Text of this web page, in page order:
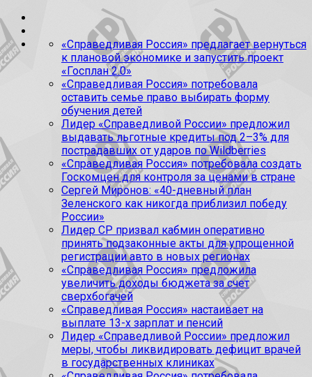
«Справедливая Россия» предлагает вернуться
к плановой экономике и запустить проект
«Госплан 2.0»
«Справедливая Россия» потребовала
оставить семье право выбирать форму
обучения детей
Лидер «Справедливой России» предложил
выдавать льготные кредиты под 2–3% для
пострадавших от ударов по Wildberries
«Справедливая Россия» потребовала создать
Госкомцен для контроля за ценами в стране
Сергей Миронов: «40-дневный план
Зеленского как никогда приблизил победу
России»
Лидер СР призвал кабмин оперативно
принять подзаконные акты для упрощенной
регистрации авто в новых регионах
«Справедливая Россия» предложила
увеличить доходы бюджета за счет
сверхбогачей
«Справедливая Россия» настаивает на
выплате 13-х зарплат и пенсий
Лидер «Справедливой России» предложил
меры, чтобы ликвидировать дефицит врачей
в государственных клиниках